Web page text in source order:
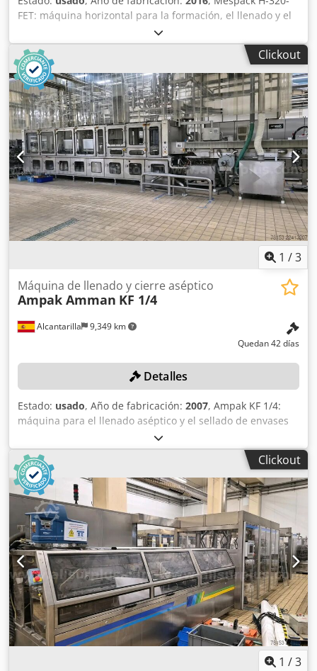
FET: máquina horizontal para la formación, el llenado y el
sellado de sobres (2016) Esta máquina utiliza la tecnología
de formación, llenado y sellado, en la que la película se
dobla por la mitad y, posteriormente, se sellan la parte
inferior y los lados, dejando la parte superior abierta. A
continuación, los sobres se cortan para separarlos, se
llenan con el producto y se sellan en la parte superior
mediante la aplicación de una tapa. La máquina está
compuesta por: estación de desenrollado/estación de
sellado inferior/estación de tracción de la película/estación
de corte/estación de formación de sobres/estación de
llenado/estación de aplicación de válvulas/estación de
sellado superior/estación de transferencia Longitud: 12700
mm Ancho: 1800 mm Altura: 2500 m Tamaños de los
sobres: - 80-90 g - 100 g - 110-120 g Tensión de
funcionamiento: 3 x 400 V/50 Hz Chsdpfx Agozpacnjvsa
Clickout
1 /3
Alcantarilla 9,349 km
Máquina de llenado y cierre aséptico
Ampak Amman KF 1/4
Quedan 42 días
Detalles
Estado: usado, Año de fabricación: 2007, Ampak KF 1/4:
máquina para el llenado aséptico y el sellado de envases
Máquina de envasado rotativa con 1 línea de 4 posiciones
Capacidad de llenado: 7200 envases/h, diámetro de 80
mm, 30 ciclos/min 6960 envases/h, diámetro de 89 mm, 29
ciclos/min 3120 envases/h, diámetro de 130 mm, 26
ciclos/min Rango de dosificación: 80-275 ml Temperatura
de llenado: 5-90 °C Viscosidad: 300-2000 cP Peso: 10500 kg
Chodpfx Aozn U R Degvea Consumo de vapor durante la
esterilización: 80 kg/h Consumo de vapor durante la
producción: 20 kg/h Longitud: 7740 mm Anchura: 1750 mm
Altura: 3500 mm Formatos de envases: 100-130-200-300 ml
Potencia conectada: 3x400 V/50 Hz/94 kW Control: Siemens
Simatic S7-400
Clickout
1 /3